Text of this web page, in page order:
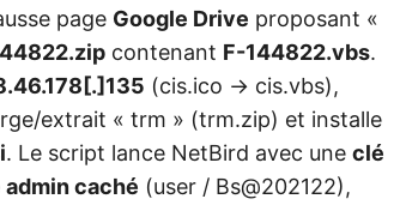
page Google Drive proposant «
contenant F-144822.vbs.
(cis.ico → cis.vbs),
extrait « trm » (trm.zip) et installe
. Le script lance NetBird avec une clé
admin caché (user / Bs@202122),